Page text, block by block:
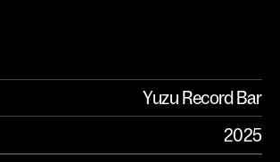
Yuzu Record Bar
2025